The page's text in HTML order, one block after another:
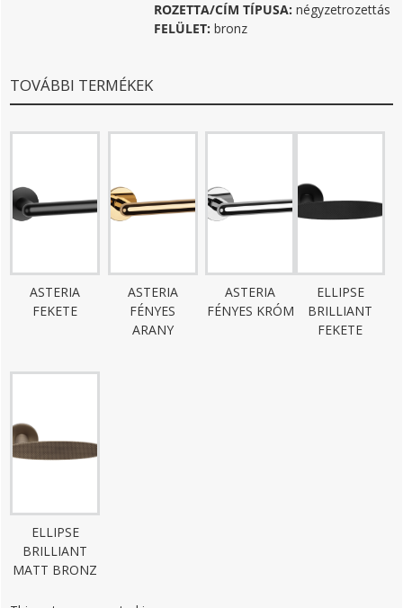
ROZETTA/CÍM TÍPUSA: négyzetrozettás
FELÜLET: bronz
TOVÁBBI TERMÉKEK
ASTERIA
FEKETE
ASTERIA
FÉNYES
ARANY
ASTERIA
FÉNYES KRÓM
ELLIPSE
BRILLIANT
FEKETE
ELLIPSE
BRILLIANT
MATT BRONZ